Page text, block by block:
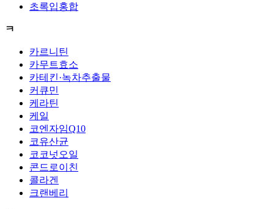
초록입홍합
ㅋ
카르니틴
카무트효소
카테킨·녹차추출물
커큐민
케라틴
케일
코엔자임Q10
코유산균
코코넛오일
콘드로이친
콜라겐
크랜베리